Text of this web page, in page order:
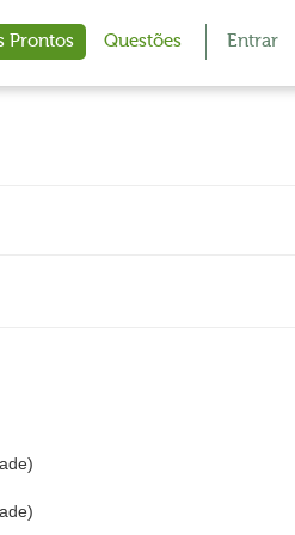
Prontos Questões Entrar